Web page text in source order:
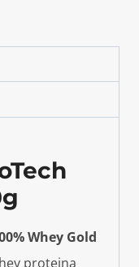
Whey Gold
proteina